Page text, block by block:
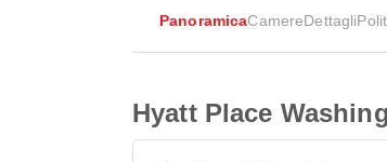
PanoramicaCamereDettagli
Hyatt Place